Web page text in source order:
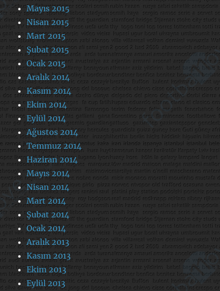
Mayıs 2015
Nisan 2015
Mart 2015
Şubat 2015
Ocak 2015
Aralık 2014
Kasım 2014
Ekim 2014
Eylül 2014
Ağustos 2014
Temmuz 2014
Haziran 2014
Mayıs 2014
Nisan 2014
Mart 2014
Şubat 2014
Ocak 2014
Aralık 2013
Kasım 2013
Ekim 2013
Eylül 2013